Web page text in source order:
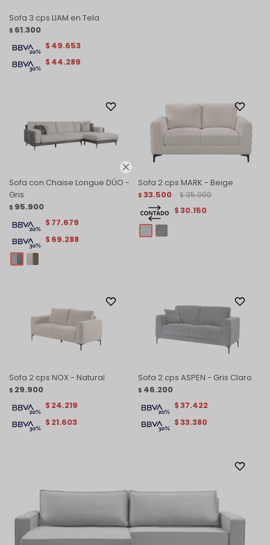

Sofa 3 cps LIAM en Tela
$ 61.300
$ 44.289
$ 49.653
Sofa con Chaise Longue DÚO -
Gris
$ 95.900
$ 69.288
$ 77.679
Sofa 2 cps MARK - Beige
$ 33.500 $ 35.000
$30.150
Sofa 2 cps NOX - Natural
$ 29.900
$ 21.603
$ 24.219
Sofa 2 cps ASPEN - Gris Claro
$ 46.200
$33.380
$37.422